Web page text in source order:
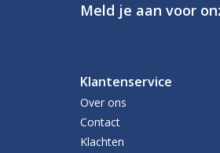
Meld je aan voor
Klantenservice
Over ons
Contact
Klachten